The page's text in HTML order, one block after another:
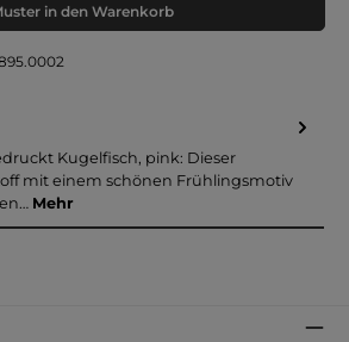
in den Warenkorb
Kugelfisch, pink: Dieser
mit einem schönen Frühlingsmotiv
Mehr